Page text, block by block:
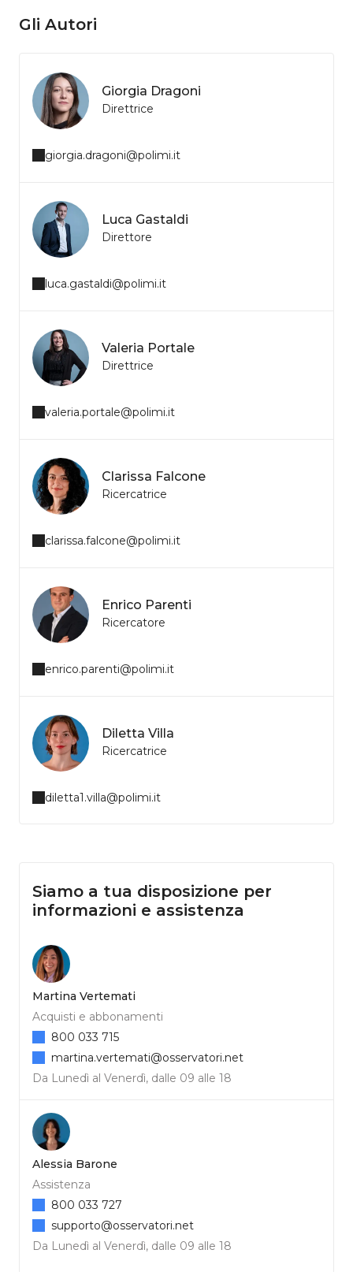
Gli Autori
Giorgia Dragoni
Direttrice
giorgia.dragoni@polimi.it
Luca Gastaldi
Direttore
luca.gastaldi@polimi.it
Valeria Portale
Direttrice
valeria.portale@polimi.it
Clarissa Falcone
Ricercatrice
clarissa.falcone@polimi.it
Enrico Parenti
Ricercatore
enrico.parenti@polimi.it
Diletta Villa
Ricercatrice
diletta1.villa@polimi.it
Siamo a tua disposizione per
informazioni e assistenza
Martina Vertemati
Acquisti e abbonamenti
Da Lunedì al Venerdì, dalle 09 alle 18
800 033 715
martina.vertemati@osservatori.net
Alessia Barone
Assistenza
Da Lunedì al Venerdì, dalle 09 alle 18
800 033 727
supporto@osservatori.net